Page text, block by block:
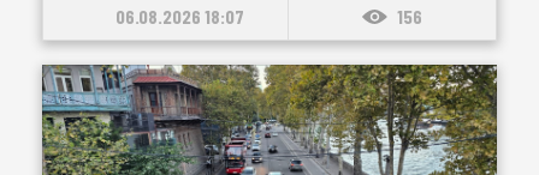
06.08.2026 18:07 156